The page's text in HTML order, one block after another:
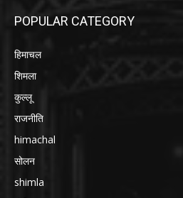
POPULAR CATEGORY
हिमाचल
शिमला
कुल्लू
राजनीति
himachal
सोलन
shimla